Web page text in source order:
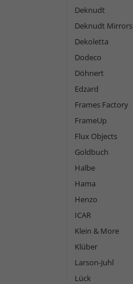
Deknudt
Deknudt Mirrors
Dekoletta
Dodeco
Döhnert
Edzard
Frames Factory
FrameUp
Flux Objects
Goldbuch
Halbe
Hama
Henzo
ICAR
Klein & More
Klüber
Larson-Juhl
Lück